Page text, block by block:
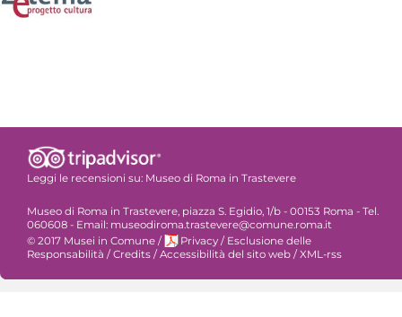
Leggi le recensioni su: Museo di Roma in Trastevere
Museo di Roma in Trastevere, piazza S. Egidio, 1/b - 00153 Roma - Tel.
060608 - Email: museodiroma.trastevere@comune.roma.it
© 2017 Musei in Comune / Privacy / Esclusione delle
Responsabilità /Credits /Accessibilità del sito web /XML-rss